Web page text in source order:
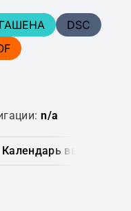
DSC
n/a
Календарь выплат